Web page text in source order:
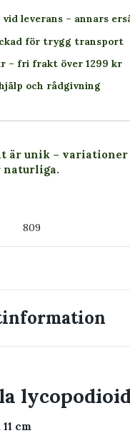
leverans – annars
för trygg transport
– fri frakt över 1299 kr
och rådgivning
är unik –
naturliga.
809
cm